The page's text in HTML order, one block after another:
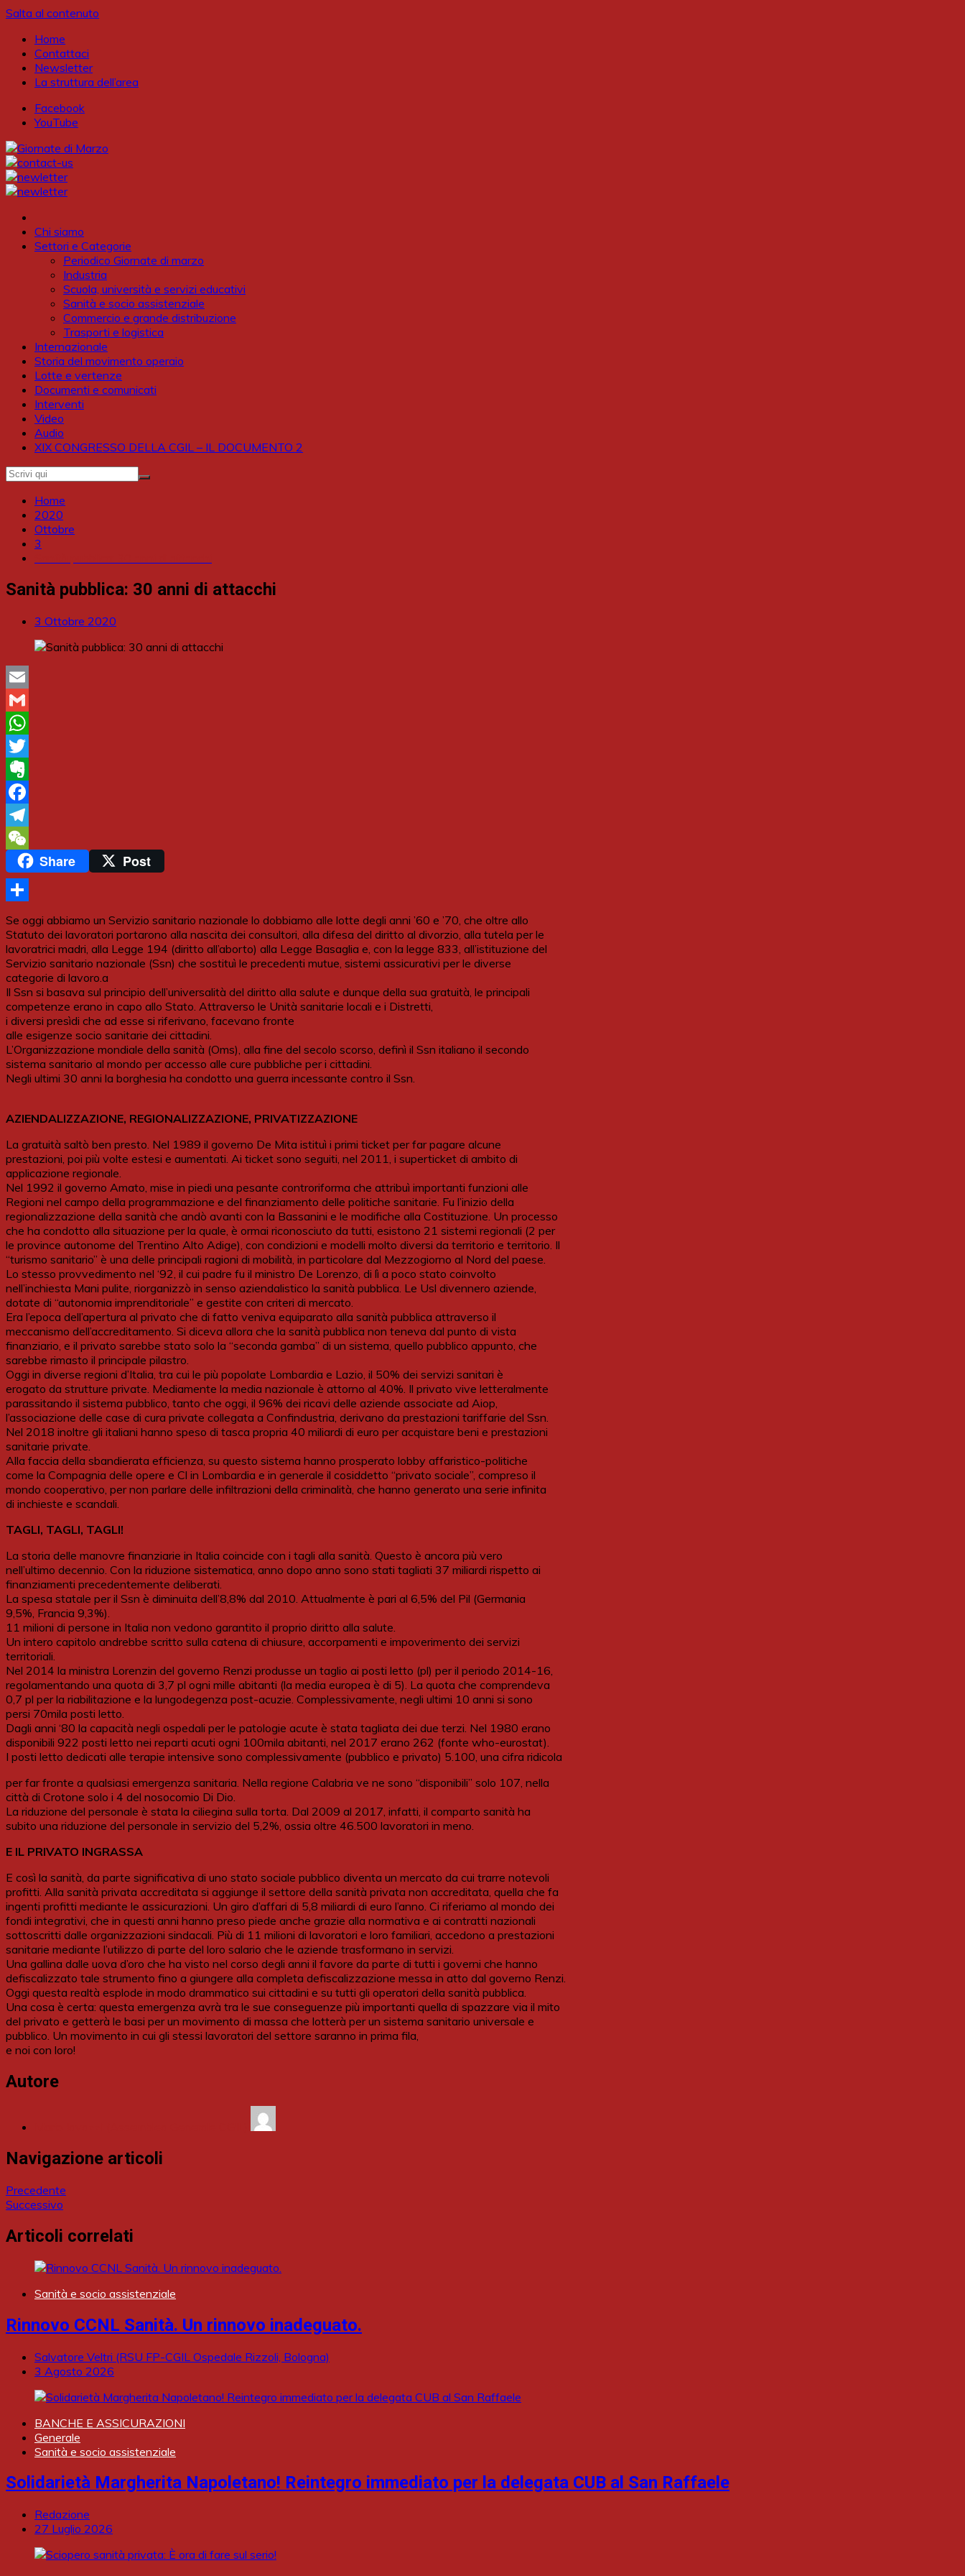
Salta al contenuto
Home
Contattaci
Newsletter
La struttura dell’area
Facebook
YouTube
Chi siamo
Settori e Categorie
Periodico Giornate di marzo
Industria
Scuola, università e servizi educativi
Sanità e socio assistenziale
Commercio e grande distribuzione
Trasporti e logistica
Internazionale
Storia del movimento operaio
Lotte e vertenze
Documenti e comunicati
Interventi
Video
Audio
XIX CONGRESSO DELLA CGIL – IL DOCUMENTO 2
Home
2020
Ottobre
3
Sanità pubblica: 30 anni di attacchi
3 Ottobre 2020
Email
Gmail
WhatsApp
Twitter
Evernote
Facebook
Telegram
WeChatShare Post
Share
Se oggi abbiamo un Servizio sanitario nazionale lo dobbiamo alle lotte degli anni ’60 e ’70, che oltre allo
Statuto dei lavoratori portarono alla nascita dei consultori, alla difesa del diritto al divorzio, alla tutela per le
lavoratrici madri, alla Legge 194 (diritto all’aborto) alla Legge Basaglia e, con la legge 833, all’istituzione del
Servizio sanitario nazionale (Ssn) che sostituì le precedenti mutue, sistemi assicurativi per le diverse
categorie di lavoro.a
Il Ssn si basava sul principio dell’universalità del diritto alla salute e dunque della sua gratuità, le principali
competenze erano in capo allo Stato. Attraverso le Unità sanitarie locali e i Distretti,
i diversi presìdi che ad esse si riferivano, facevano fronte
alle esigenze socio sanitarie dei cittadini.
L’Organizzazione mondiale della sanità (Oms), alla fine del secolo scorso, definì il Ssn italiano il secondo
sistema sanitario al mondo per accesso alle cure pubbliche per i cittadini.
Negli ultimi 30 anni la borghesia ha condotto una guerra incessante contro il Ssn.
AZIENDALIZZAZIONE, REGIONALIZZAZIONE, PRIVATIZZAZIONE
La gratuità saltò ben presto. Nel 1989 il governo De Mita istituì i primi ticket per far pagare alcune
prestazioni, poi più volte estesi e aumentati. Ai ticket sono seguiti, nel 2011, i superticket di ambito di
applicazione regionale.
Nel 1992 il governo Amato, mise in piedi una pesante controriforma che attribuì importanti funzioni alle
Regioni nel campo della programmazione e del finanziamento delle politiche sanitarie. Fu l’inizio della
regionalizzazione della sanità che andò avanti con la Bassanini e le modifiche alla Costituzione. Un processo
che ha condotto alla situazione per la quale, è ormai riconosciuto da tutti, esistono 21 sistemi regionali (2 per
le province autonome del Trentino Alto Adige), con condizioni e modelli molto diversi da territorio e territorio. Il
“turismo sanitario” è una delle principali ragioni di mobilità, in particolare dal Mezzogiorno al Nord del paese.
Lo stesso provvedimento nel ‘92, il cui padre fu il ministro De Lorenzo, di lì a poco stato coinvolto
nell’inchiesta Mani pulite, riorganizzò in senso aziendalistico la sanità pubblica. Le Usl divennero aziende,
dotate di “autonomia imprenditoriale” e gestite con criteri di mercato.
Era l’epoca dell’apertura al privato che di fatto veniva equiparato alla sanità pubblica attraverso il
meccanismo dell’accreditamento. Si diceva allora che la sanità pubblica non teneva dal punto di vista
finanziario, e il privato sarebbe stato solo la “seconda gamba” di un sistema, quello pubblico appunto, che
sarebbe rimasto il principale pilastro.
Oggi in diverse regioni d’Italia, tra cui le più popolate Lombardia e Lazio, il 50% dei servizi sanitari è
erogato da strutture private. Mediamente la media nazionale è attorno al 40%. Il privato vive letteralmente
parassitando il sistema pubblico, tanto che oggi, il 96% dei ricavi delle aziende associate ad Aiop,
l’associazione delle case di cura private collegata a Confindustria, derivano da prestazioni tariffarie del Ssn.
Nel 2018 inoltre gli italiani hanno speso di tasca propria 40 miliardi di euro per acquistare beni e prestazioni
sanitarie private.
Alla faccia della sbandierata efficienza, su questo sistema hanno prosperato lobby affaristico-politiche
come la Compagnia delle opere e Cl in Lombardia e in generale il cosiddetto “privato sociale”, compreso il
mondo cooperativo, per non parlare delle infiltrazioni della criminalità, che hanno generato una serie infinita
di inchieste e scandali.
TAGLI, TAGLI, TAGLI!
La storia delle manovre finanziarie in Italia coincide con i tagli alla sanità. Questo è ancora più vero
nell’ultimo decennio. Con la riduzione sistematica, anno dopo anno sono stati tagliati 37 miliardi rispetto ai
finanziamenti precedentemente deliberati.
La spesa statale per il Ssn è diminuita dell’8,8% dal 2010. Attualmente è pari al 6,5% del Pil (Germania
9,5%, Francia 9,3%).
11 milioni di persone in Italia non vedono garantito il proprio diritto alla salute.
Un intero capitolo andrebbe scritto sulla catena di chiusure, accorpamenti e impoverimento dei servizi
territoriali.
Nel 2014 la ministra Lorenzin del governo Renzi produsse un taglio ai posti letto (pl) per il periodo 2014-16,
regolamentando una quota di 3,7 pl ogni mille abitanti (la media europea è di 5). La quota che comprendeva
0,7 pl per la riabilitazione e la lungodegenza post-acuzie. Complessivamente, negli ultimi 10 anni si sono
persi 70mila posti letto.
Dagli anni ‘80 la capacità negli ospedali per le patologie acute è stata tagliata dei due terzi. Nel 1980 erano
disponibili 922 posti letto nei reparti acuti ogni 100mila abitanti, nel 2017 erano 262 (fonte who-eurostat).
I posti letto dedicati alle terapie intensive sono complessivamente (pubblico e privato) 5.100, una cifra ridicola
per far fronte a qualsiasi emergenza sanitaria. Nella regione Calabria ve ne sono “disponibili” solo 107, nella
città di Crotone solo i 4 del nosocomio Di Dio.
La riduzione del personale è stata la ciliegina sulla torta. Dal 2009 al 2017, infatti, il comparto sanità ha
subito una riduzione del personale in servizio del 5,2%, ossia oltre 46.500 lavoratori in meno.
E IL PRIVATO INGRASSA
E così la sanità, da parte significativa di uno stato sociale pubblico diventa un mercato da cui trarre notevoli
profitti. Alla sanità privata accreditata si aggiunge il settore della sanità privata non accreditata, quella che fa
ingenti profitti mediante le assicurazioni. Un giro d’affari di 5,8 miliardi di euro l’anno. Ci riferiamo al mondo dei
fondi integrativi, che in questi anni hanno preso piede anche grazie alla normativa e ai contratti nazionali
sottoscritti dalle organizzazioni sindacali. Più di 11 milioni di lavoratori e loro familiari, accedono a prestazioni
sanitarie mediante l’utilizzo di parte del loro salario che le aziende trasformano in servizi.
Una gallina dalle uova d’oro che ha visto nel corso degli anni il favore da parte di tutti i governi che hanno
defiscalizzato tale strumento fino a giungere alla completa defiscalizzazione messa in atto dal governo Renzi.
Oggi questa realtà esplode in modo drammatico sui cittadini e su tutti gli operatori della sanità pubblica.
Una cosa è certa: questa emergenza avrà tra le sue conseguenze più importanti quella di spazzare via il mito
del privato e getterà le basi per un movimento di massa che lotterà per un sistema sanitario universale e
pubblico. Un movimento in cui gli stessi lavoratori del settore saranno in prima fila,
e noi con loro!
Autore
Navigazione articoli
Precedente
Successivo
Articoli correlati
Sanità e socio assistenziale
Rinnovo CCNL Sanità. Un rinnovo inadeguato.
Salvatore Veltri (RSU FP-CGIL Ospedale Rizzoli, Bologna)
3 Agosto 2026
BANCHE E ASSICURAZIONI
Generale
Sanità e socio assistenziale
Solidarietà Margherita Napoletano! Reintegro immediato per la delegata CUB al San Raffaele
Redazione
27 Luglio 2026